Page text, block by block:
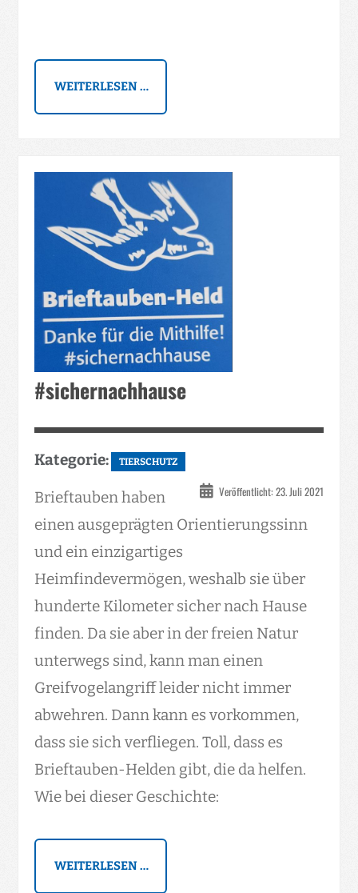
WEITERLESEN …
#sichernachhause
Kategorie: TIERSCHUTZ
Veröffentlicht: 23. Juli 2021
Brieftauben haben
einen ausgeprägten Orientierungssinn
und ein einzigartiges
Heimfindevermögen, weshalb sie über
hunderte Kilometer sicher nach Hause
finden. Da sie aber in der freien Natur
unterwegs sind, kann man einen
Greifvogelangriff leider nicht immer
abwehren. Dann kann es vorkommen,
dass sie sich verfliegen. Toll, dass es
Brieftauben-Helden gibt, die da helfen.
Wie bei dieser Geschichte:
WEITERLESEN …